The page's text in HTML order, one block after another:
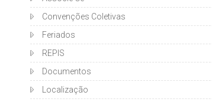
Convenções Coletivas
Feriados
REPIS
Documentos
Localização